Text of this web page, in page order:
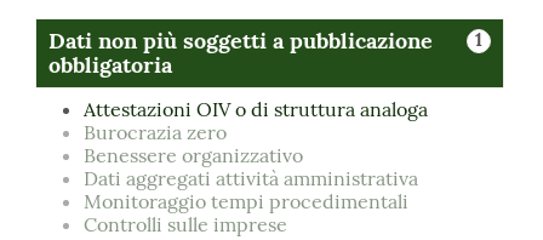
1
Dati non più soggetti a pubblicazione
obbligatoria
Attestazioni OIV o di struttura analoga
Burocrazia zero
Benessere organizzativo
Dati aggregati attività amministrativa
Monitoraggio tempi procedimentali
Controlli sulle imprese